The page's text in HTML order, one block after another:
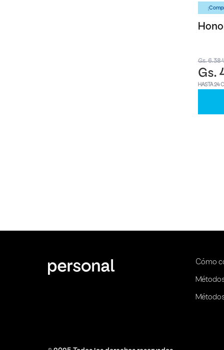
Gs.
Gs.
HASTA 24
Cómo